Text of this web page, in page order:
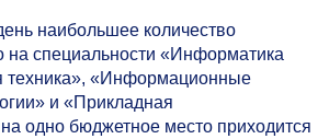
наибольшее количество
на специальности «Информатика
техника», «Информационные
и «Прикладная
одно бюджетное место приходится